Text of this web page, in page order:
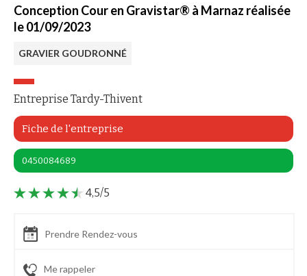
Conception Cour en Gravistar® à Marnaz réalisée
le 01/09/2023
GRAVIER GOUDRONNÉ
Entreprise Tardy-Thivent
Fiche de l'entreprise
0450084689
4,5/5
Prendre Rendez-vous
Me rappeler